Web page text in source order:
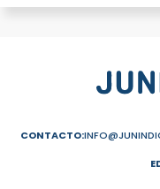
CONTACTO: